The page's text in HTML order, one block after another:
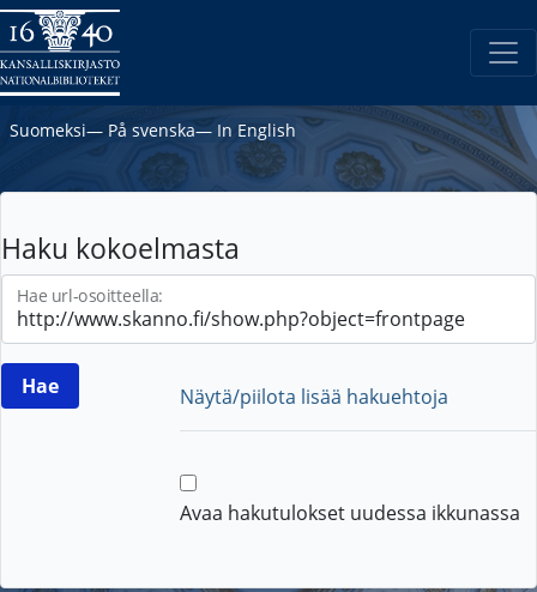
Suomeksi― På svenska― In English
Haku kokoelmasta
Hae url-osoitteella:
Näytä/piilota lisää hakuehtoja
Avaa hakutulokset uudessa ikkunassa